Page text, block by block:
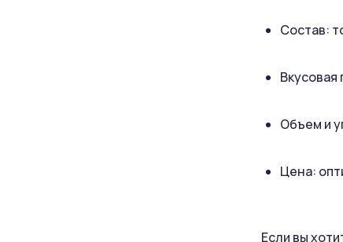
Состав:
Вкусовая
Объем и
Цена:
Если вы